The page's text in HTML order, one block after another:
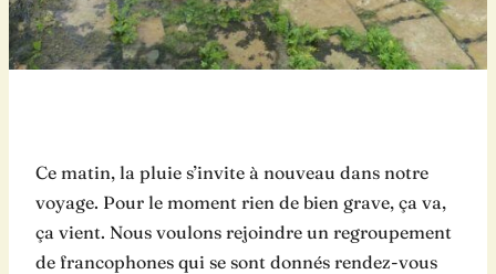
Ce matin, la pluie s’invite à nouveau dans notre
voyage. Pour le moment rien de bien grave, ça va,
ça vient. Nous voulons rejoindre un regroupement
de francophones qui se sont donnés rendez-vous